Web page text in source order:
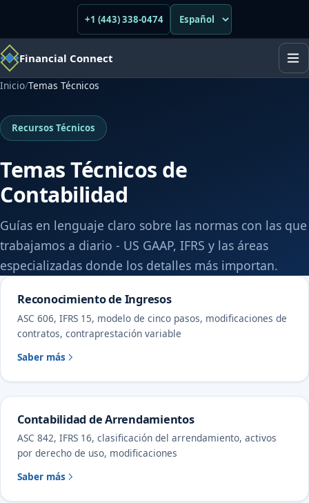
+1 (443) 338-0474
Financial Connect
Inicio/Temas Técnicos
Recursos Técnicos
Temas Técnicos de
Contabilidad
Guías en lenguaje claro sobre las normas con las que
trabajamos a diario - US GAAP, IFRS y las áreas
especializadas donde los detalles más importan.
Reconocimiento de Ingresos
ASC 606, IFRS 15, modelo de cinco pasos, modificaciones de
contratos, contraprestación variable
Saber más
Contabilidad de Arrendamientos
ASC 842, IFRS 16, clasificación del arrendamiento, activos
por derecho de uso, modificaciones
Saber más